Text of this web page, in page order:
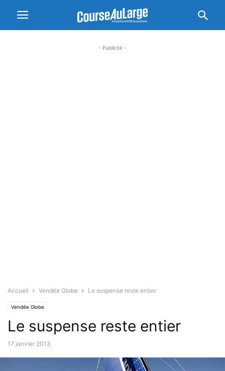
- Publicité -
Accueil Vendée Globe Le suspense reste entier
Vendée Globe
Le suspense reste entier
17 janvier 2013